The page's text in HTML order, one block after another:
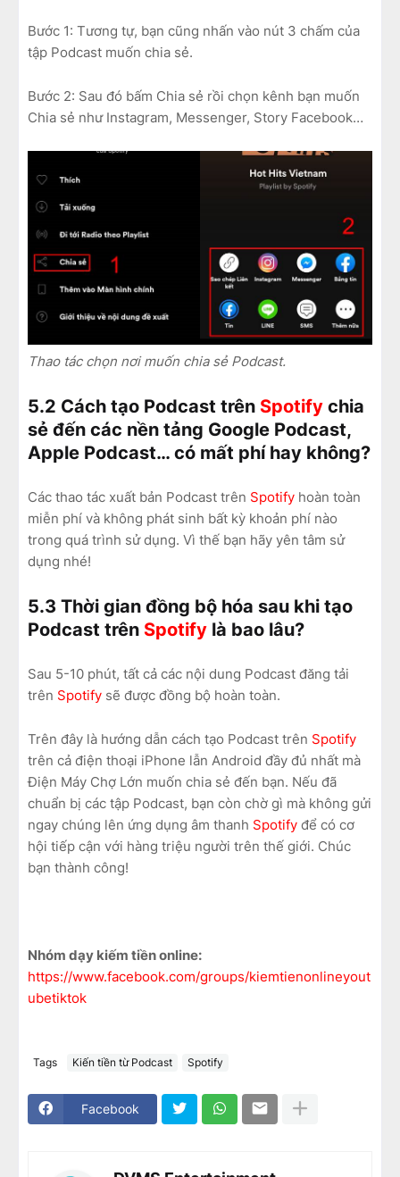
Bước 1: Tương tự, bạn cũng nhấn vào nút 3 chấm của
tập Podcast muốn chia sẻ.
Bước 2: Sau đó bấm Chia sẻ rồi chọn kênh bạn muốn
Chia sẻ như Instagram, Messenger, Story Facebook…
Thao tác chọn nơi muốn chia sẻ Podcast.
5.2 Cách tạo Podcast trên Spotify chia
sẻ đến các nền tảng Google Podcast,
Apple Podcast… có mất phí hay không?
Các thao tác xuất bản Podcast trên Spotify hoàn toàn
miễn phí và không phát sinh bất kỳ khoản phí nào
trong quá trình sử dụng. Vì thế bạn hãy yên tâm sử
dụng nhé!
5.3 Thời gian đồng bộ hóa sau khi tạo
Podcast trên Spotify là bao lâu?
Sau 5-10 phút, tất cả các nội dung Podcast đăng tải
trên Spotify sẽ được đồng bộ hoàn toàn.
Trên đây là hướng dẫn cách tạo Podcast trên Spotify
trên cả điện thoại iPhone lẫn Android đầy đủ nhất mà
Điện Máy Chợ Lớn muốn chia sẻ đến bạn. Nếu đã
chuẩn bị các tập Podcast, bạn còn chờ gì mà không gửi
ngay chúng lên ứng dụng âm thanh Spotify để có cơ
hội tiếp cận với hàng triệu người trên thế giới. Chúc
bạn thành công!
Nhóm dạy kiếm tiền online:
https://www.facebook.com/groups/kiemtienonlineyout
ubetiktok
Tags Kiến tiền từ Podcast Spotify
Facebook